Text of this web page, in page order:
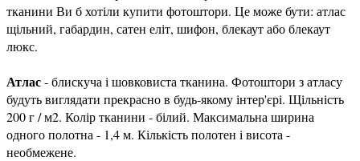
тканини Ви б хотіли купити фотоштори. Це може бути: атлас
щільний, габардин, сатен еліт, шифон, блекаут або блекаут
люкс.
Атлас- блискуча і шовковиста тканина. Фотоштори з атласу
будуть виглядати прекрасно в будь-якому інтер'єрі. Щільність
200 г / м2. Колір тканини - білий. Максимальна ширина
одного полотна - 1,4 м. Кількість полотен і висота -
необмежене.